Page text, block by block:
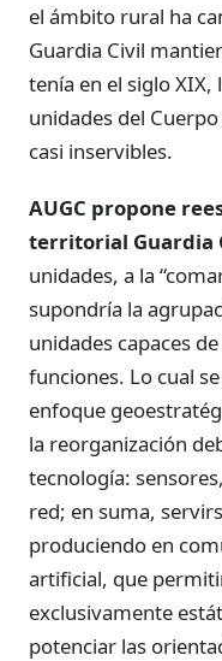
el ámbito rural ha
Guardia Civil
tenía en el siglo XIX,
unidades del
casi inservibles.
AUGC propone
territorial Guardia
unidades, a la
supondría la
unidades capaces
funciones. Lo cual
enfoque
la reorganización
tecnología:
red; en suma,
produciendo en
artificial, que
exclusivamente
potenciar las